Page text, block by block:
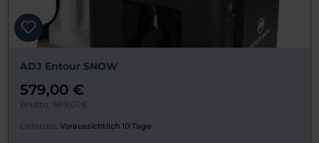
ADJ Entour SNOW
579,00 €
Brutto: 689,01 €
Lieferzeit: Voraussichtlich 10 Tage